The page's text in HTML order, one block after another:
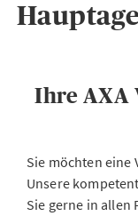
Ihre AXA
Sie möchten eine
Unsere
Sie gerne in allen